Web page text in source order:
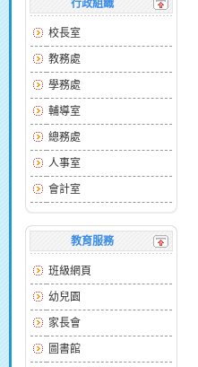
行政組織
校長室
教務處
學務處
輔導室
總務處
人事室
會計室
教育服務
班級網頁
幼兒園
家長會
圖書館